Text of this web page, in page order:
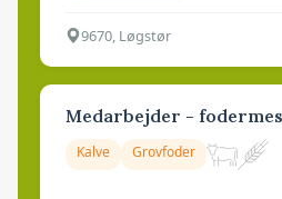
9670, Løgstør
Medarbejder -
Kalve Grovfoder